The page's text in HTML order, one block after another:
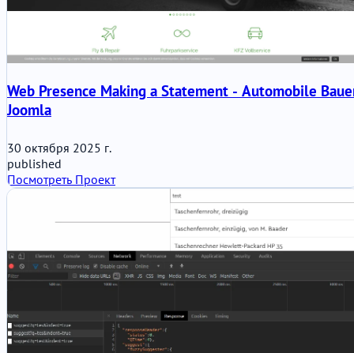
Web Presence Making a Statement - Automobile
Joomla
30 октября 2025 г.
published
Посмотреть Проект